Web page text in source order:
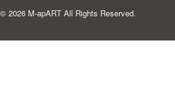
2026 M-apART All Rights Reserved.